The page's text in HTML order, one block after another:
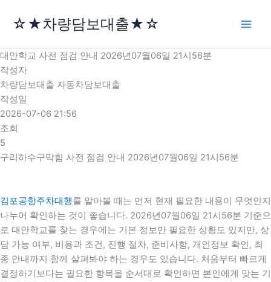
로
건
너
뛰
기
☆★차량담보대출★☆
대안학교 사전 점검 안내 2026년07월06일 21시56분
작성자
차량담보대출 자동차담보대출
작성일
2026-07-06 21:56
조회
5
구리하수구막힘 사전 점검 안내 2026년07월06일 21시56분
김포공항주차대행를 알아볼 때는 먼저 현재 필요한 내용이 무엇인지
나누어 확인하는 것이 좋습니다. 2026년07월06일 21시56분 기준으
로 대안학교를 찾는 경우에는 기본 정보만 필요한 상황도 있지만, 상
담 가능 여부, 비용과 조건, 진행 절차, 준비사항, 개인정보 확인, 최
종 안내까지 함께 살펴봐야 하는 경우도 있습니다. 처음부터 빠르게
결정하기보다는 필요한 항목을 순서대로 확인하면 본인에게 맞는 기